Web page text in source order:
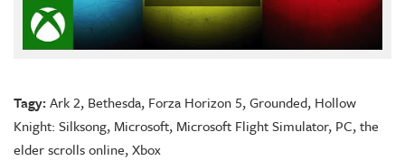
Tagy:Ark 2, Bethesda, Forza Horizon 5,Grounded, Hollow
Knight: Silksong, Microsoft, Microsoft Flight Simulator, PC,the
elder scrolls online,Xbox